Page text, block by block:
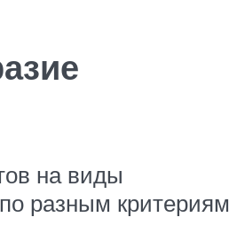
на виды
разным критериям